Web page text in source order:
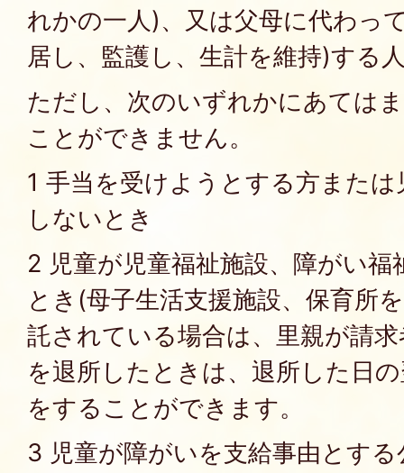
れかの一人)、又は父母に代わっ
居し、監護し、生計を維持)する
ただし、次のいずれかにあては
ことができません。
1 手当を受けようとする方また
しないとき
2 児童が児童福祉施設、障がい
とき(母子生活支援施設、保育所
託されている場合は、里親が請
を退所したときは、退所した日
をすることができます。
3 児童が障がいを支給事由とす